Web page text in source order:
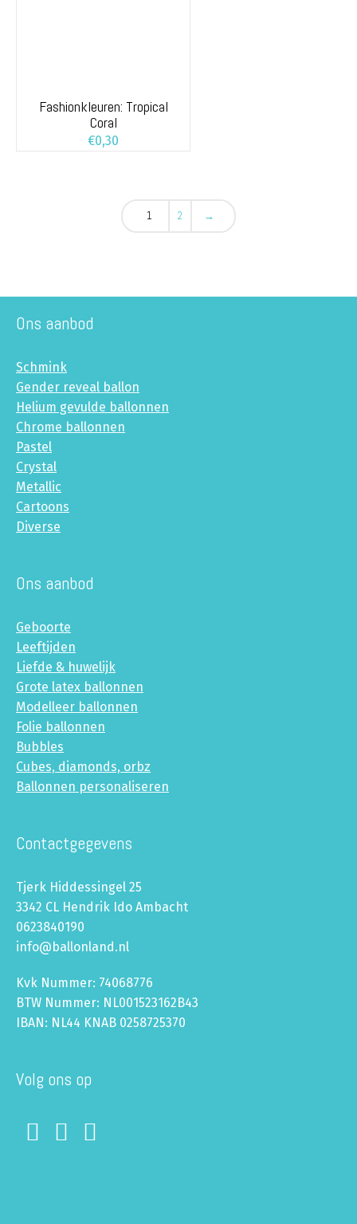
Fashionkleuren: Tropical
Coral
€0,30
1 2 →
Ons aanbod
Schmink
Gender reveal ballon
Helium gevulde ballonnen
Chrome ballonnen
Pastel
Crystal
Metallic
Cartoons
Diverse
Ons aanbod
Geboorte
Leeftijden
Liefde & huwelijk
Grote latex ballonnen
Modelleer ballonnen
Folie ballonnen
Bubbles
Cubes, diamonds, orbz
Ballonnen personaliseren
Contactgegevens
Tjerk Hiddessingel 25
3342 CL Hendrik Ido Ambacht
0623840190
info@ballonland.nl
Kvk Nummer: 74068776
BTW Nummer: NL001523162B43
IBAN: NL44 KNAB 0258725370
Volg ons op